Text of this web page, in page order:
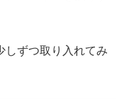
しずつ取り入れてみ